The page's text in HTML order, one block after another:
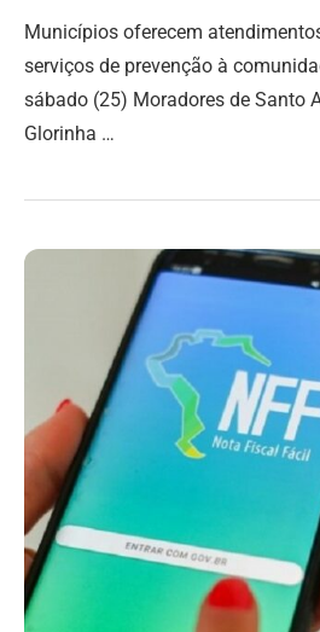
Municípios oferecem
serviços de prevenção à
sábado (25) Moradores de Santo
Glorinha …